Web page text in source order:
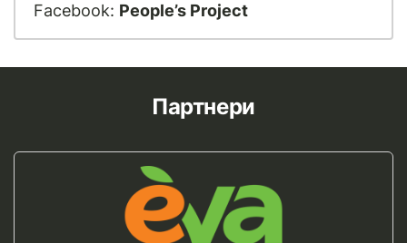
Facebook: People’s Project
Партнери